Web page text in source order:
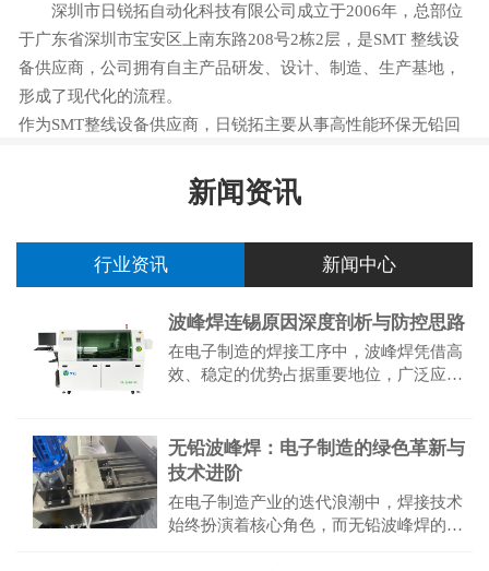
深圳市日锐拓自动化科技有限公司成立于2006年，总部位
于广东省深圳市宝安区上南东路208号2栋2层，是SMT 整线设
备供应商，公司拥有自主产品研发、设计、制造、生产基地，
形成了现代化的流程。
作为SMT整线设备供应商，日锐拓主要从事高性能环保无铅回
YAMAHA贴片机、国产、韩国IP全自动印刷机...
新闻资讯
行业资讯 新闻中心
波峰焊连锡原因深度剖析与防控思路
在电子制造的焊接工序中，波峰焊凭借高
效、稳定的优势占据重要地位，广泛应用
题，其不仅直接导致产品功能失...
无铅波峰焊：电子制造的绿色革新与
技术进阶
在电子制造产业的迭代浪潮中，焊接技术
始终扮演着核心角色，而无铅波峰焊的普